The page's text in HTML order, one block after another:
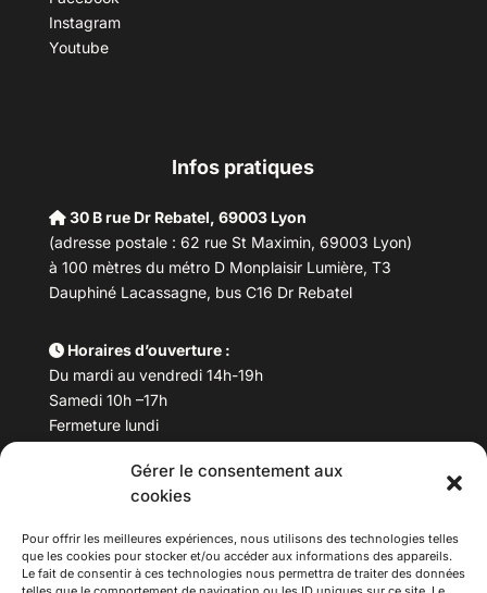
Gérer le consentement aux
cookies
Pour offrir les meilleures expériences, nous utilisons des technologies telles
que les cookies pour stocker et/ou accéder aux informations des appareils.
Le fait de consentir à ces technologies nous permettra de traiter des données
Instagram
Youtube
Infos pratiques
30 B rue Dr Rebatel, 69003 Lyon
(adresse postale : 62 rue St Maximin, 69003 Lyon)
à 100 mètres du métro D Monplaisir Lumière, T3
Dauphiné Lacassagne, bus C16 Dr Rebatel
Horaires d’ouverture :
Du mardi au vendredi 14h-19h
Samedi 10h –17h
Fermeture lundi
Téléphone : 04 78 53 06 40
maisondesculturesasiatiques@asiexpo.com